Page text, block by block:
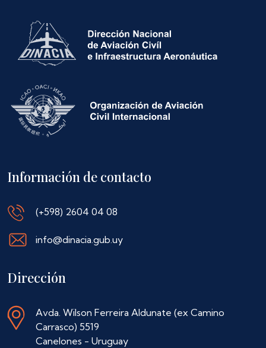
Información de contacto
(+598) 2604 04 08
info@dinacia.gub.uy
Dirección
Avda. Wilson Ferreira Aldunate (ex Camino
Carrasco) 5519
Canelones - Uruguay